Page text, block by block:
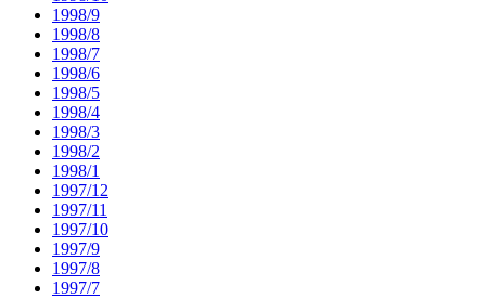
1998/9
1998/8
1998/7
1998/6
1998/5
1998/4
1998/3
1998/2
1998/1
1997/12
1997/11
1997/10
1997/9
1997/8
1997/7